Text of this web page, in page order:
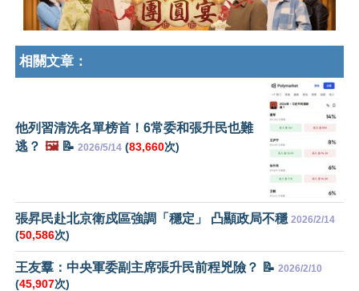
相關文章：
他列習清洗名單榜首！6常委和張升民也難
逃？ 🖼️📝 2026/5/14 (83,660次)
張昇民赴北京衛戍區強調「穩定」 凸顯政局不穩 2026/2/14
(50,586次)
王友羣：中央軍委副主席張升民前程兇險？ 📝 2026/2/10
(45,907次)